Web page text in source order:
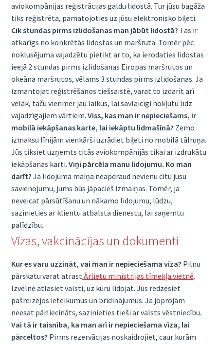
aviokompānijas reģistrācijas galdu lidostā. Tur jūsu bagāža
tiks reģistrēta, pamatojoties uz jūsu elektronisko biļeti.
Cik stundas pirms izlidošanas man jābūt lidostā? Tas ir
atkarīgs no konkrētās lidostas un maršruta. Tomēr pēc
noklusējuma vajadzētu pietikt ar to, ka ierodaties lidostas
ieejā 2 stundas pirms izlidošanas Eiropas maršrutos un
okeāna maršrutos, vēlams 3 stundas pirms izlidošanas. Ja
izmantojat reģistrēšanos tiešsaistē, varat to izdarīt arī
vēlāk, taču vienmēr jau laikus, lai savlaicīgi nokļūtu līdz
vajadzīgajiem vārtiem. Viss, kas man ir nepieciešams, ir
mobilā iekāpšanas karte, lai iekāptu lidmašīnā? Zemo
izmaksu līnijām vienkārši uzrādiet biļeti no mobilā tālruņa.
Jūs tiksiet uzņemts citās aviokompānijās tikai ar izdrukātu
iekāpšanas karti. Viņi pārcēla manu lidojumu. Ko man
darīt? Ja lidojuma maiņa neapdraud nevienu citu jūsu
savienojumu, jums būs jāpacieš izmaiņas. Tomēr, ja
neveicat pārsūtīšanu un nākamo lidojumu, lūdzu,
sazinieties ar klientu atbalsta dienestu, lai saņemtu
palīdzību.
Vīzas, vakcinācijas un dokumenti
Kur es varu uzzināt, vai man ir nepieciešama vīza? Pilnu
pārskatu varat atrast Ārlietu ministrijas tīmekļa vietnē.
Izvēlnē atlasiet valsti, uz kuru lidojat. Jūs redzēsiet
pašreizējos ieteikumus un brīdinājumus. Ja joprojām
neesat pārliecināts, sazinieties tieši ar valsts vēstniecību.
Vai tā ir taisnība, ka man arī ir nepieciešama vīza, lai
pārceltos? Pirms rezervācijas noskaidrojiet, caur kurām